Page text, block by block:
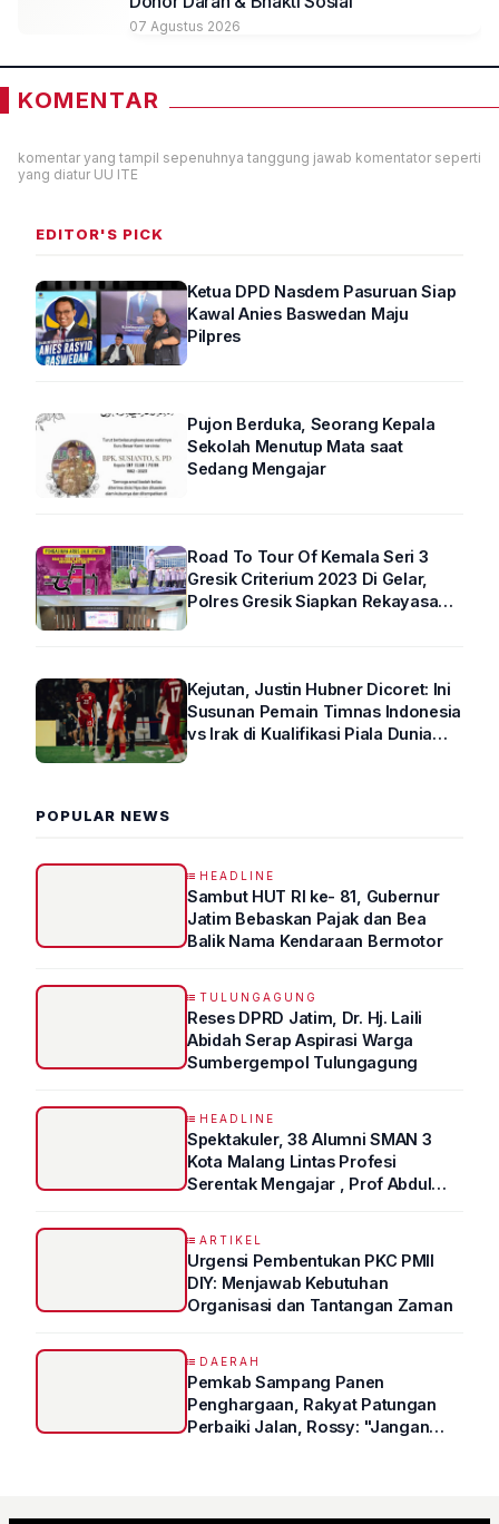
07 Agustus 2026
KOMENTAR
komentar yang tampil sepenuhnya tanggung jawab komentator seperti
yang diatur UU ITE
EDITOR'S PICK
Ketua DPD Nasdem Pasuruan Siap
Kawal Anies Baswedan Maju
Pilpres
Pujon Berduka, Seorang Kepala
Sekolah Menutup Mata saat
Sedang Mengajar
Road To Tour Of Kemala Seri 3
Gresik Criterium 2023 Di Gelar,
Polres Gresik Siapkan Rekayasa
Kejutan, Justin Hubner Dicoret: Ini
Susunan Pemain Timnas Indonesia
vs Irak di Kualifikasi Piala Dunia
POPULAR NEWS
HEADLINE
Sambut HUT RI ke- 81, Gubernur
Jatim Bebaskan Pajak dan Bea
Balik Nama Kendaraan Bermotor
TULUNGAGUNG
Reses DPRD Jatim, Dr. Hj. Laili
Abidah Serap Aspirasi Warga
Sumbergempol Tulungagung
HEADLINE
Spektakuler, 38 Alumni SMAN 3
Kota Malang Lintas Profesi
Serentak Mengajar , Prof Abdul
ARTIKEL
Urgensi Pembentukan PKC PMII
DIY: Menjawab Kebutuhan
Organisasi dan Tantangan Zaman
DAERAH
Pemkab Sampang Panen
Penghargaan, Rakyat Patungan
Perbaiki Jalan, Rossy: "Jangan